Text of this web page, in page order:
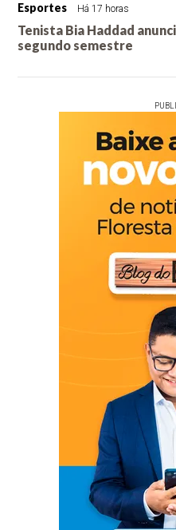
Esportes Há 17 horas
Tenista Bia Haddad
segundo semestre